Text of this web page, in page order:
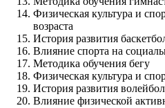
Физическая культура и
возраста
История развития
Влияние спорта на
Методика обучения бегу
Физическая культура и
История развития
Влияние физической